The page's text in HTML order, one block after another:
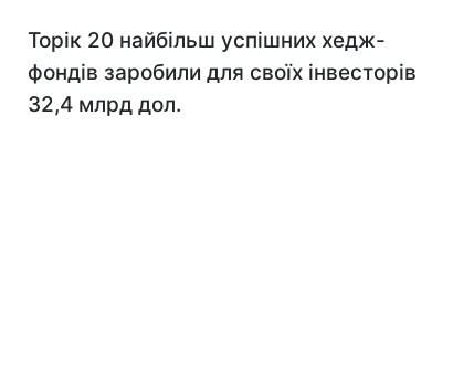
Торік 20 найбільш успішних хедж-
фондів заробили для своїх інвесторів
32,4 млрд дол.